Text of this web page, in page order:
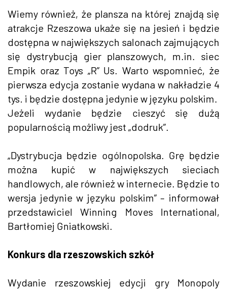
Wiemy również, że plansza na której znajdą się
atrakcje Rzeszowa ukaże się na jesień i będzie
dostępna w największych salonach zajmujących
się dystrybucją gier planszowych, m.in. siec
Empik oraz Toys „R” Us. Warto wspomnieć, że
pierwsza edycja zostanie wydana w nakładzie 4
tys. i będzie dostępna jedynie w języku polskim.
Jeżeli wydanie będzie cieszyć się dużą
popularnością możliwy jest „dodruk”.
„Dystrybucja będzie ogólnopolska. Grę będzie
można kupić w największych sieciach
handlowych, ale również w internecie. Będzie to
wersja jedynie w języku polskim” – informował
przedstawiciel Winning Moves International,
Bartłomiej Gniatkowski.
Konkurs dla rzeszowskich szkół
Wydanie rzeszowskiej edycji gry Monopoly